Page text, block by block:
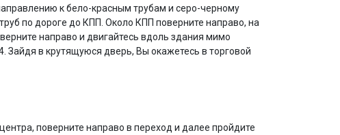
к бело-красным трубам и серо-черному
по дороге до КПП. Около КПП поверните направо, на
направо и двигайтесь вдоль здания мимо
в крутящуюся дверь, Вы окажетесь в торговой
поверните направо в переход и далее пройдите